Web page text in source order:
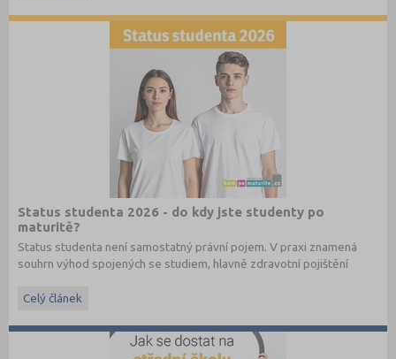
Status studenta 2026 - do kdy jste studenty po
maturitě?
Status studenta není samostatný právní pojem. V praxi znamená
souhrn výhod spojených se studiem, hlavně zdravotní pojištění
Celý článek